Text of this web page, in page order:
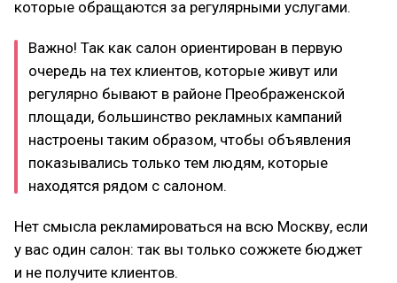
которые обращаются за регулярными услугами.
Важно! Так как салон ориентирован в первую
очередь на тех клиентов, которые живут или
регулярно бывают в районе Преображенской
площади, большинство рекламных кампаний
настроены таким образом, чтобы объявления
показывались только тем людям, которые
находятся рядом с салоном.
Нет смысла рекламироваться на всю Москву, если
у вас один салон: так вы только сожжете бюджет
и не получите клиентов.